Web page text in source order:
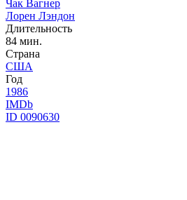
Чак Вагнер
Лорен Лэндон
Длительность
84 мин.
Страна
США
Год
1986
IMDb
ID 0090630